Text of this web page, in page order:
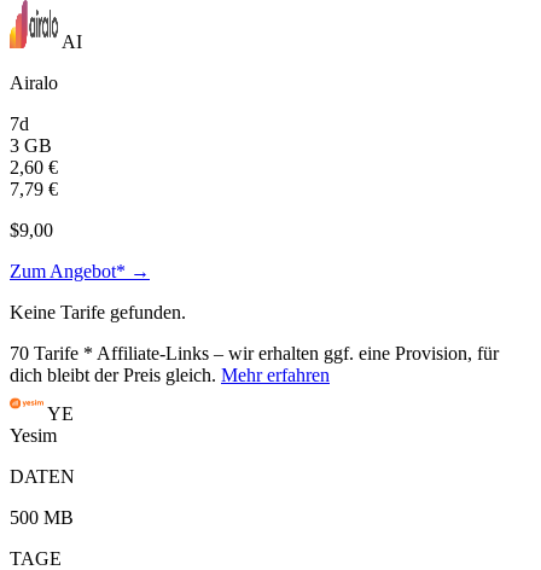
AI
Airalo
7d
3 GB
2,60 €
7,79 €
$9,00
Zum Angebot* →
Keine Tarife gefunden.
70 Tarife * Affiliate-Links – wir erhalten ggf. eine Provision, für
dich bleibt der Preis gleich. Mehr erfahren
YE
Yesim
DATEN
500 MB
TAGE